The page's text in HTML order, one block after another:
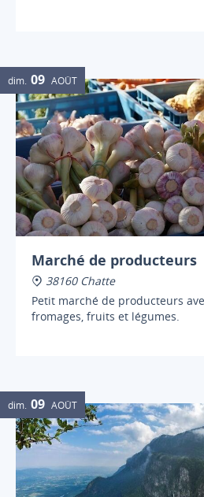
dim. 09 AOÛT
Marché de producteurs
38160 Chatte
Petit marché de producteurs
fromages, fruits et légumes.
dim. 09 AOÛT